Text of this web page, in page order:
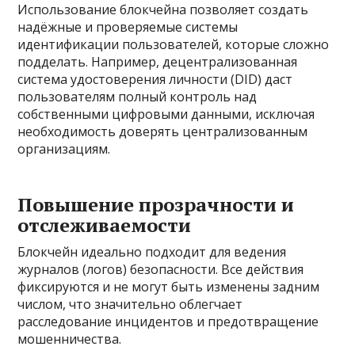
Использование блокчейна позволяет создать
надёжные и проверяемые системы
идентификации пользователей, которые сложно
подделать. Например, децентрализованная
система удостоверения личности (DID) даст
пользователям полный контроль над
собственными цифровыми данными, исключая
необходимость доверять централизованным
организациям.
Повышение прозрачности и
отслеживаемости
Блокчейн идеально подходит для ведения
журналов (логов) безопасности. Все действия
фиксируются и не могут быть изменены задним
числом, что значительно облегчает
расследование инцидентов и предотвращение
мошенничества.